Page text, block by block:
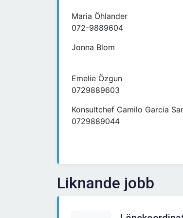
Maria Öhlander
072-9889604
Jonna Blom
Emelie Özgun
0729889603
Konsultchef Camilo Garcia
0729889044
Liknande jobb